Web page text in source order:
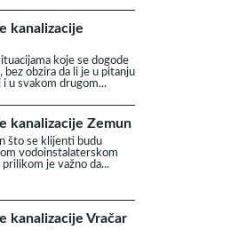
kanalizacije
koje se dogode
bez obzira da li je u pitanju
i u svakom drugom...
kanalizacije Zemun
što se klijenti budu
vodoinstalaterskom
je važno da...
kanalizacije Vračar